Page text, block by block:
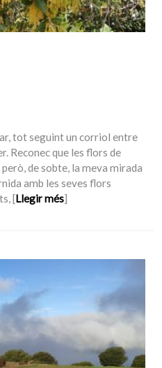
tot seguint un corriol entre
Reconec que les flors de
de sobte, la meva mirada
amb les seves flors
[Llegir més]